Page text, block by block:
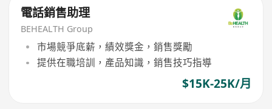
電話銷售助理
BEHEALTH Group
市場競爭底薪，績效獎金，銷售獎勵
提供在職培訓，產品知識，銷售技巧指導
$15K-25K/月